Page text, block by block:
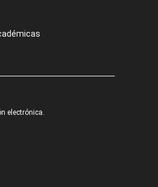
electrónica.